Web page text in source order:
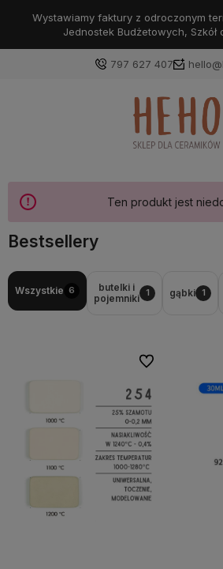
Wystawiamy faktury z odroczonym
Jednostek Budżetowych, Szkół
797 627 407
Zaloguj się
Wybierz coś dla siebie z naszej
zaloguj się, aby przywrócić
z poprzedniej sesji.
Ten produkt jest
Bestsellery
Wszystkie 6
butelki i
pojemniki 1 gąbki 1
Do ulubionych